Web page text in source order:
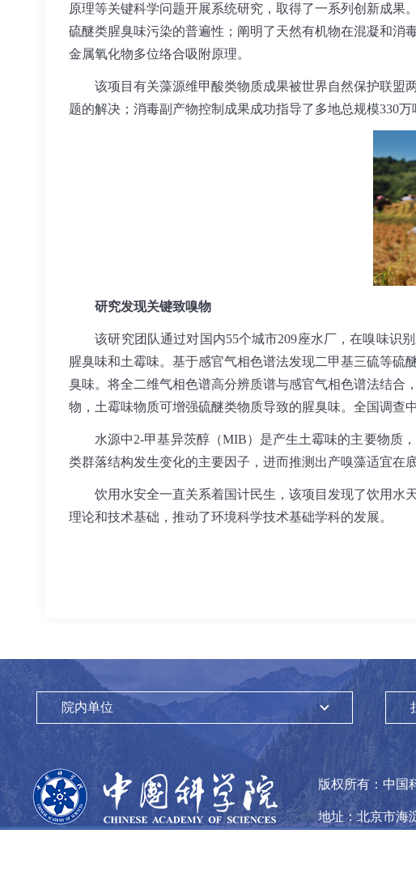
原理等关键科学问题开展系统研究，取得了一系列创新成
硫醚类腥臭味污染的普遍性；阐明了天然有机物在混凝和消
金属氧化物多位络合吸附原理。
该项目有关藻源维甲酸类物质成果被世界自然保护联盟两
题的解决；消毒副产物控制成果成功指导了多地总规模330
研究发现关键致嗅物
该研究团队通过对国内55个城市209座水厂，在嗅味识别
腥臭味和土霉味。基于感官气相色谱法发现二甲基三硫等
臭味。将全二维气相色谱高分辨质谱与感官气相色谱法结合
物，土霉味物质可增强硫醚类物质导致的腥臭味。全国调查
水源中2-甲基异茨醇（MIB）是产生土霉味的主要物质，
类群落结构发生变化的主要因子，进而推测出产嗅藻适宜在
饮用水安全一直关系着国计民生，该项目发现了饮用水天
理论和技术基础，推动了环境科学技术基础学科的发展。
院内单位
版权所有： 中国
地址：北京市海